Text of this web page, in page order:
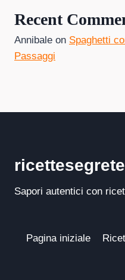
Recent
Annibale on Spaghetti
Passaggi
ricettesegrete
Sapori autentici con
Pagina iniziale